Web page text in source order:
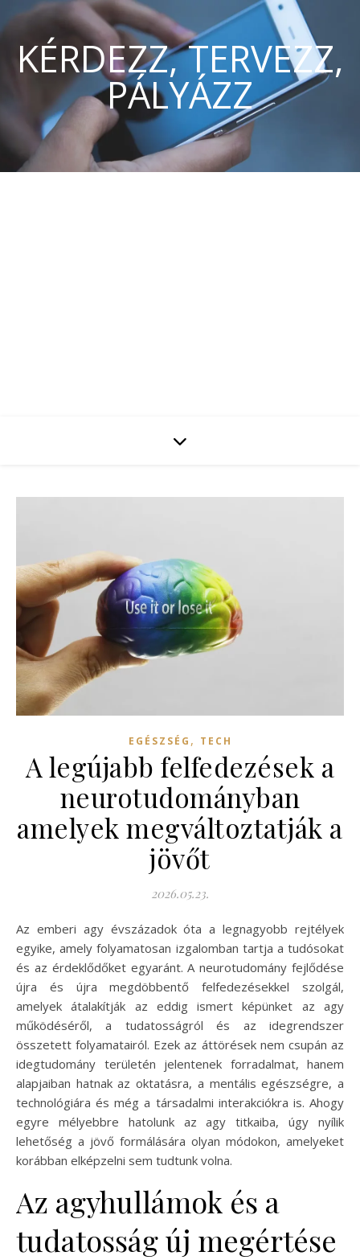
KÉRDEZZ, TERVEZZ,
PÁLYÁZZ
EGÉSZSÉG , TECH
A legújabb felfedezések a
neurotudományban
amelyek megváltoztatják a
jövőt
2026.05.23.
Az emberi agy évszázadok óta a legnagyobb rejtélyek
egyike, amely folyamatosan izgalomban tartja a tudósokat
és az érdeklődőket egyaránt. A neurotudomány fejlődése
újra és újra megdöbbentő felfedezésekkel szolgál,
amelyek átalakítják az eddig ismert képünket az agy
működéséről, a tudatosságról és az idegrendszer
összetett folyamatairól. Ezek az áttörések nem csupán az
idegtudomány területén jelentenek forradalmat, hanem
alapjaiban hatnak az oktatásra, a mentális egészségre, a
technológiára és még a társadalmi interakciókra is. Ahogy
egyre mélyebbre hatolunk az agy titkaiba, úgy nyílik
lehetőség a jövő formálására olyan módokon, amelyeket
korábban elképzelni sem tudtunk volna.
Az agyhullámok és a
tudatosság új megértése